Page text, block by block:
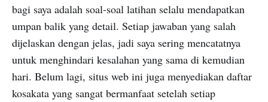
bagi saya adalah soal-soal latihan selalu mendapatkan
umpan balik yang detail. Setiap jawaban yang salah
dijelaskan dengan jelas, jadi saya sering mencatatnya
untuk menghindari kesalahan yang sama di kemudian
hari. Belum lagi, situs web ini juga menyediakan daftar
kosakata yang sangat bermanfaat setelah setiap